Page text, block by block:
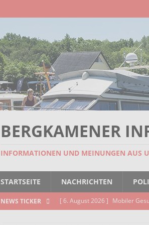
BERGKAMENER
INFORMATIONEN UND MEINUNGEN AUS
STARTSEITE NACHRICHTEN
NEWS TICKER [ 6. August 2026 ] Missstand